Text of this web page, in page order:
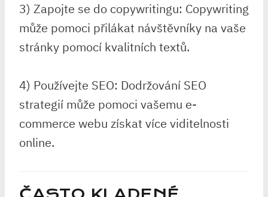
3) Zapojte se do copywritingu: Copywriting
může pomoci přilákat návštěvníky na vaše
stránky pomocí kvalitních textů.
4) Používejte SEO: Dodržování SEO
strategií může pomoci vašemu e-
commerce webu získat více viditelnosti
online.